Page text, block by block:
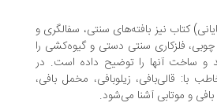
نیز بافته‌های سنتی، سفالگری و
سنتی دستی و گیوه‌کشی را
آنها را توضیح داده است. در
زیلوبافی، مخمل بافی،
آشنا می‌شود.